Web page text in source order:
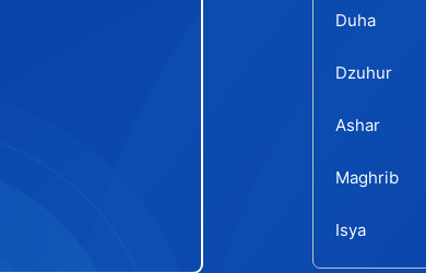
Duha
Dzuhur
Ashar
Maghrib
Isya